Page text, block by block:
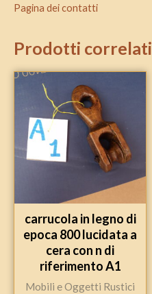
Pagina dei contatti
Prodotti correlati
carrucola in legno di
epoca 800 lucidata a
cera con n di
riferimento A1
Mobili e Oggetti Rustici